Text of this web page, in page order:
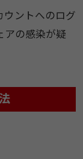
ウントへのログ
アの感染が疑